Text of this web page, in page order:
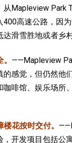
从Mapleview Park
400高速公路，因
滑雪胜地或者乡
——Mapleview
的感觉，但仍然他
咖啡馆、娱乐场所
花按时交付。
开发项目包括公